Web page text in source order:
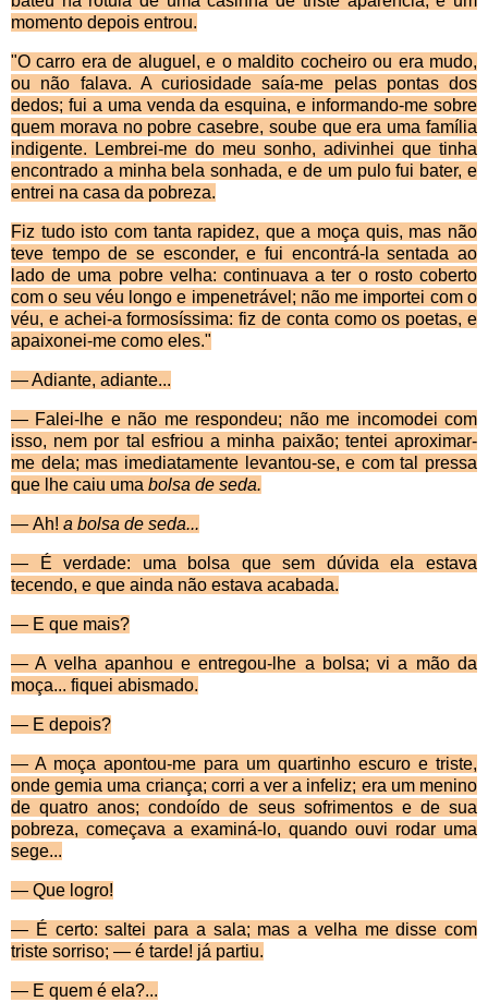
momento depois entrou.
"O carro era de aluguel, e o maldito cocheiro ou era mudo,
ou não falava. A curiosidade saía-me pelas pontas dos
dedos; fui a uma venda da esquina, e infor­mando-me sobre
quem morava no pobre casebre, soube que era uma família
indigente. Lembrei-me do meu sonho, adivinhei que tinha
encontrado a minha bela sonhada, e de um pulo fui bater, e
entrei na casa da pobreza.
Fiz tudo isto com tanta rapidez, que a moça quis, mas não
teve tempo de se esconder, e fui encontrá-la sentada ao
lado de uma pobre velha: continuava a ter o rosto coberto
com o seu véu longo e impenetrável; não me importei com o
véu, e achei-a formosíssima: fiz de conta como os poetas, e
apaixonei-me como eles."
— Adiante, adiante...
— Falei-lhe e não me respondeu; não me incomodei com
isso, nem por tal esfriou a minha paixão; tentei aproximar-
me dela; mas imediatamente levantou-se, e com tal pressa
que lhe caiu uma bolsa de seda.
— Ah! a bolsa de seda...
— É verdade: uma bolsa que sem dúvida ela estava
tecendo, e que ainda não estava acabada.
— E que mais?
— A velha apanhou e entregou-lhe a bolsa; vi a mão da
moça... fiquei abismado.
— E depois?
— A moça apontou-me para um quartinho escuro e triste,
onde gemia uma criança; corri a ver a infeliz; era um menino
de quatro anos; condoído de seus sofri­mentos e de sua
pobreza, começava a examiná-lo, quando ouvi rodar uma
sege...
— Que logro!
— É certo: saltei para a sala; mas a velha me disse com
triste sorriso; — é tarde! já partiu.
— E quem é ela?...